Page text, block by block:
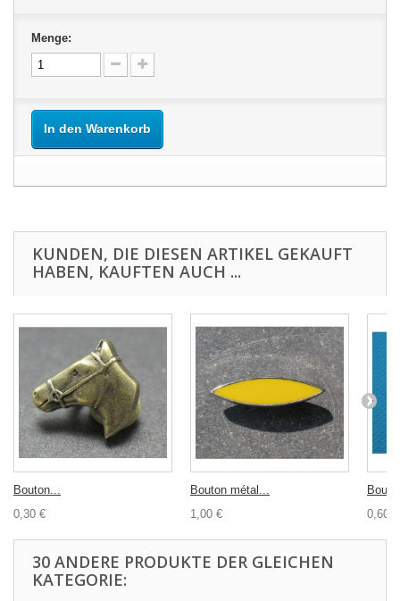
Menge:
In den Warenkorb
KUNDEN, DIE DIESEN ARTIKEL GEKAUFT
HABEN, KAUFTEN AUCH ...
Bouton...
0,30 €
Bouton métal...
1,00 €
0,60 €
30 ANDERE PRODUKTE DER GLEICHEN
KATEGORIE: